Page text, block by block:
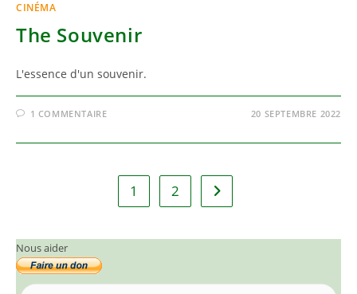
CINÉMA
The Souvenir
L'essence d'un souvenir.
1 COMMENTAIRE 20 SEPTEMBRE 2022
1 2 Aller à la page suivante
Nous aider